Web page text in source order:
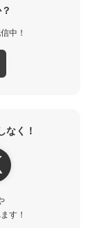
中！
なく！
す！